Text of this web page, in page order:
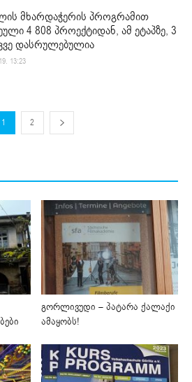
მხარდაჭერის პროგრამით
4 808 პროექტიდან, ამ ეტაპზე, 3
დასრულებულია
13:23
1 2
გორლივუდი – პატარა ქალაქი
ამაყობს!